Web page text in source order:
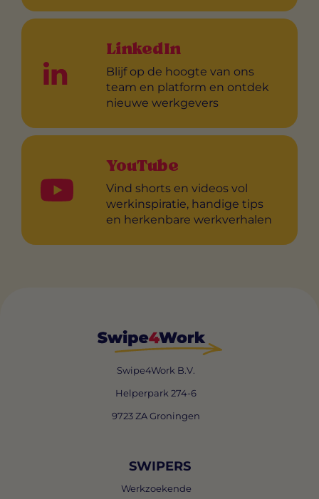
LinkedIn
Blijf op de hoogte van ons
team en platform en ontdek
nieuwe werkgevers
YouTube
Vind shorts en videos vol
werkinspiratie, handige tips
en herkenbare werkverhalen
Swipe4Work B.V.
Helperpark 274-6
9723 ZA Groningen
SWIPERS
Werkzoekende